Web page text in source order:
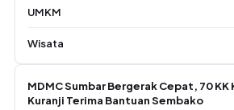
UMKM
Wisata
MDMC Sumbar Bergerak Cepat, 70 KK
Kuranji Terima Bantuan Sembako